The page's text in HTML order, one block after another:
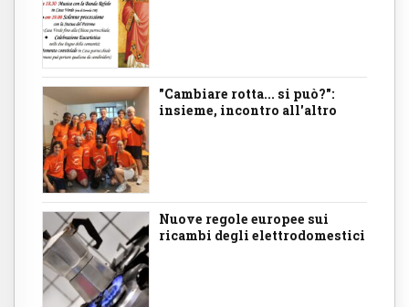
"Cambiare rotta... si può?":
insieme, incontro all'altro
Nuove regole europee sui
ricambi degli elettrodomestici